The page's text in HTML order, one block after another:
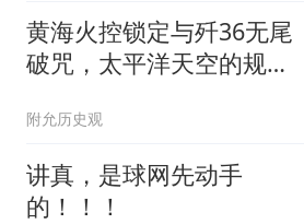
黄海火控锁定与歼36无尾
破咒，太平洋天空的规矩
附允历史观
讲真，是球网先动手
的！！！